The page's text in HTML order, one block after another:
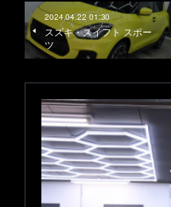
2024.04.22 01:30
スズキ・スイフト スポー
ツ